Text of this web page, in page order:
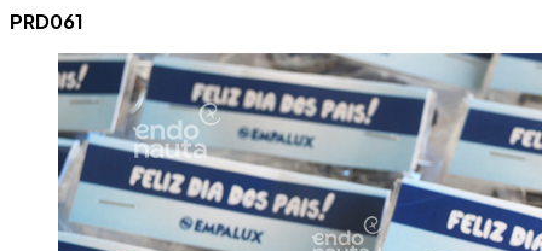
PRD061